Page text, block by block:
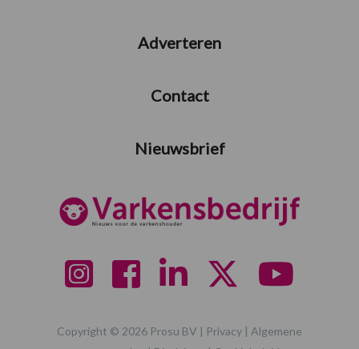
Adverteren
Contact
Nieuwsbrief
Copyright © 2026 Prosu BV | Privacy | Algemene